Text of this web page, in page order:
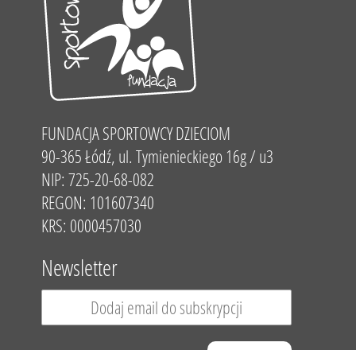
FUNDACJA SPORTOWCY DZIECIOM
90-365 Łódź, ul. Tymienieckiego 16g / u3
NIP: 725-20-68-082
REGON: 101607340
KRS: 0000457030
Newsletter